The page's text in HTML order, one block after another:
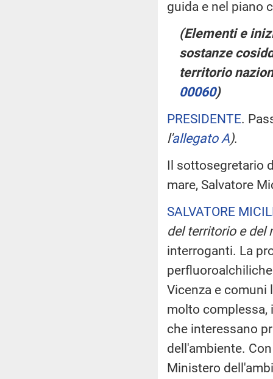
guida e nel piano
(Elementi e
sostanze
territorio
00060)
PRESIDENTE.
l'allegato A).
Il sottosegretario
mare, Salvatore
SALVATORE
del territorio e del
interroganti. La
Vicenza e comuni
molto
che interessano
dell'ambiente.
Ministero